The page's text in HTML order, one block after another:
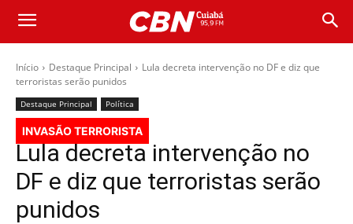
Início Destaque Principal
Lula decreta intervenção no DF e diz que
terroristas serão punidos
Destaque Principal Política
INVASÃO TERRORISTA
Lula decreta intervenção no
DF e diz que terroristas serão
punidos